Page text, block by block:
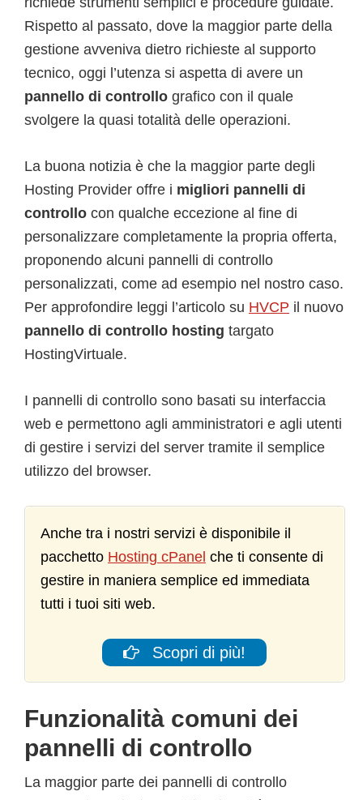
Rispetto al passato, dove la maggior parte della
gestione avveniva dietro richieste al supporto
tecnico, oggi l’utenza si aspetta di avere un
pannello di controllo grafico con il quale
svolgere la quasi totalità delle operazioni.
La buona notizia è che la maggior parte degli
Hosting Provider offre i migliori pannelli di
controllo con qualche eccezione al fine di
personalizzare completamente la propria offerta,
proponendo alcuni pannelli di controllo
personalizzati, come ad esempio nel nostro caso.
Per approfondire leggi l’articolo su HVCP il nuovo
pannello di controllo hosting targato
HostingVirtuale.
I pannelli di controllo sono basati su interfaccia
web e permettono agli amministratori e agli utenti
di gestire i servizi del server tramite il semplice
utilizzo del browser.
Anche tra i nostri servizi è disponibile il
pacchetto Hosting cPanel che ti consente di
gestire in maniera semplice ed immediata
tutti i tuoi siti web.
Scopri di più!
Funzionalità comuni dei
pannelli di controllo
La maggior parte dei pannelli di controllo